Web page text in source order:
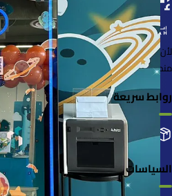
لأن الأشياء خُلقت لتُستخدم
منصة لإعارة واستعارة المنتجات بسهولة وأمان
روابط سريعة
التصنيفات إضافة منتجك طلباتي
السياسات